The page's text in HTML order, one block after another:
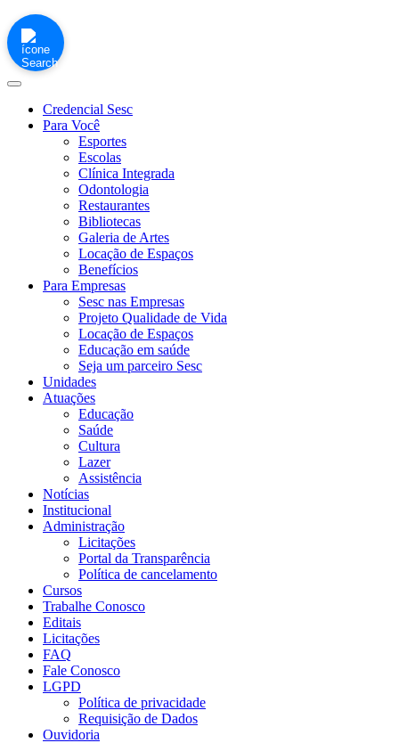
Credencial Sesc
Para Você
Esportes
Escolas
Clínica Integrada
Odontologia
Restaurantes
Bibliotecas
Galeria de Artes
Locação de Espaços
Benefícios
Para Empresas
Sesc nas Empresas
Projeto Qualidade de Vida
Locação de Espaços
Educação em saúde
Seja um parceiro Sesc
Unidades
Atuações
Educação
Saúde
Cultura
Lazer
Assistência
Notícias
Institucional
Administração
Licitações
Portal da Transparência
Política de cancelamento
Cursos
Trabalhe Conosco
Editais
Licitações
FAQ
Fale Conosco
LGPD
Política de privacidade
Requisição de Dados
Ouvidoria